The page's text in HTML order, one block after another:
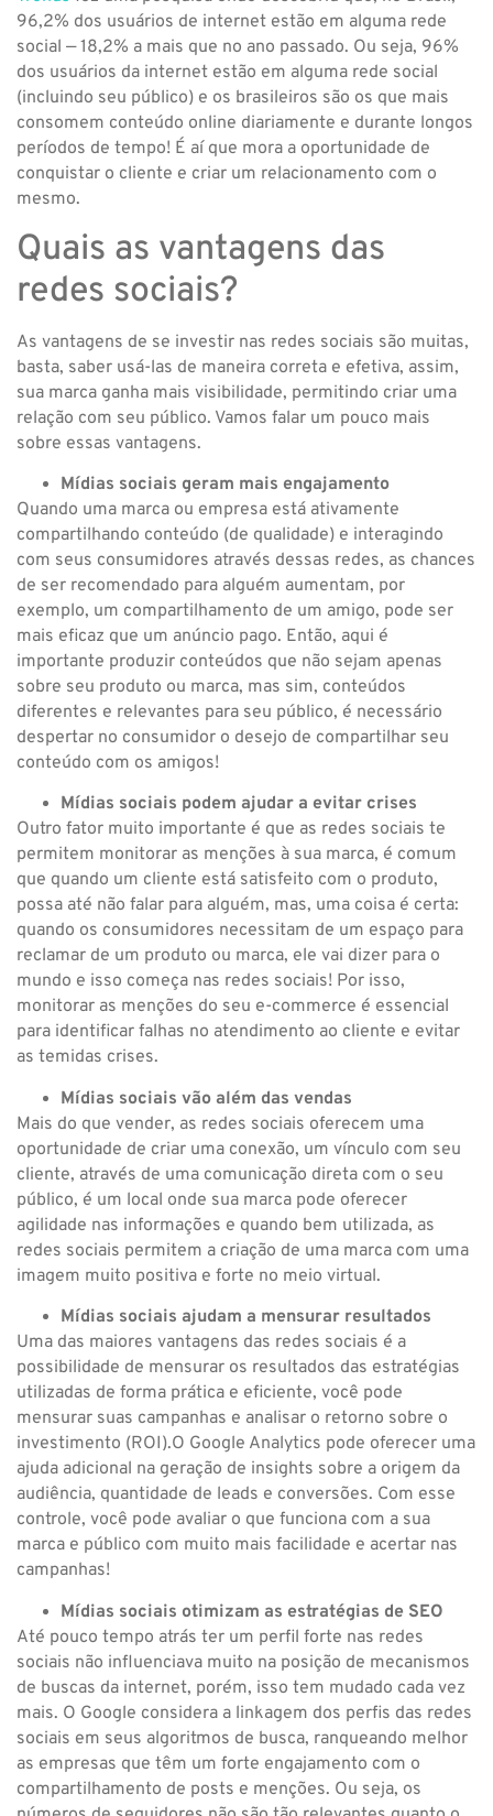
96,2% dos usuários de internet estão em alguma rede
social — 18,2% a mais que no ano passado. Ou seja, 96%
dos usuários da internet estão em alguma rede social
(incluindo seu público) e os brasileiros são os que mais
consomem conteúdo online diariamente e durante longos
períodos de tempo! É aí que mora a oportunidade de
conquistar o cliente e criar um relacionamento com o
mesmo.
Quais as vantagens das
redes sociais?
As vantagens de se investir nas redes sociais são muitas,
basta, saber usá-las de maneira correta e efetiva, assim,
sua marca ganha mais visibilidade, permitindo criar uma
relação com seu público. Vamos falar um pouco mais
sobre essas vantagens.
Mídias sociais geram mais engajamento
Quando uma marca ou empresa está ativamente
compartilhando conteúdo (de qualidade) e interagindo
com seus consumidores através dessas redes, as chances
de ser recomendado para alguém aumentam, por
exemplo, um compartilhamento de um amigo, pode ser
mais eficaz que um anúncio pago. Então, aqui é
importante produzir conteúdos que não sejam apenas
sobre seu produto ou marca, mas sim, conteúdos
diferentes e relevantes para seu público, é necessário
despertar no consumidor o desejo de compartilhar seu
conteúdo com os amigos!
Mídias sociais podem ajudar a evitar crises
Outro fator muito importante é que as redes sociais te
permitem monitorar as menções à sua marca, é comum
que quando um cliente está satisfeito com o produto,
possa até não falar para alguém, mas, uma coisa é certa:
quando os consumidores necessitam de um espaço para
reclamar de um produto ou marca, ele vai dizer para o
mundo e isso começa nas redes sociais! Por isso,
monitorar as menções do seu e-commerce é essencial
para identificar falhas no atendimento ao cliente e evitar
as temidas crises.
Mídias sociais vão além das vendas
Mais do que vender, as redes sociais oferecem uma
oportunidade de criar uma conexão, um vínculo com seu
cliente, através de uma comunicação direta com o seu
público, é um local onde sua marca pode oferecer
agilidade nas informações e quando bem utilizada, as
redes sociais permitem a criação de uma marca com uma
imagem muito positiva e forte no meio virtual.
Mídias sociais ajudam a mensurar resultados
Uma das maiores vantagens das redes sociais é a
possibilidade de mensurar os resultados das estratégias
utilizadas de forma prática e eficiente, você pode
mensurar suas campanhas e analisar o retorno sobre o
investimento (ROI).O Google Analytics pode oferecer uma
ajuda adicional na geração de insights sobre a origem da
audiência, quantidade de leads e conversões. Com esse
controle, você pode avaliar o que funciona com a sua
marca e público com muito mais facilidade e acertar nas
campanhas!
Mídias sociais otimizam as estratégias de SEO
Até pouco tempo atrás ter um perfil forte nas redes
sociais não influenciava muito na posição de mecanismos
de buscas da internet, porém, isso tem mudado cada vez
mais. O Google considera a linkagem dos perfis das redes
sociais em seus algoritmos de busca, ranqueando melhor
as empresas que têm um forte engajamento com o
compartilhamento de posts e menções. Ou seja, os